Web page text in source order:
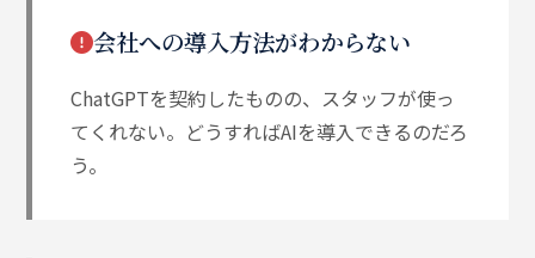
会社への導入方法がわからない
ChatGPTを契約したものの、スタッフが使っ
てくれない。どうすればAIを導入できるのだろ
う。